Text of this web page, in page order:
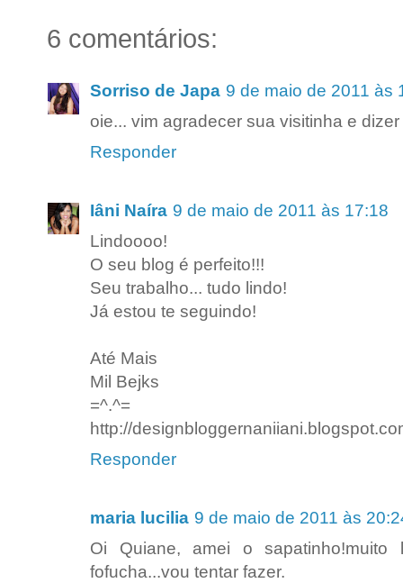
6 comentários:
Sorriso de Japa 9 de maio de 2011 às
oie... vim agradecer sua visitinha e
Responder
Iâni Naíra 9 de maio de 2011 às 17:18
Lindoooo!
O seu blog é perfeito!!!
Seu trabalho... tudo lindo!
Já estou te seguindo!
Até Mais
Mil Bejks
=^.^=
http://
Responder
maria lucilia 9 de maio de 2011 às
Oi Quiane, amei o
fofucha...vou tentar fazer.